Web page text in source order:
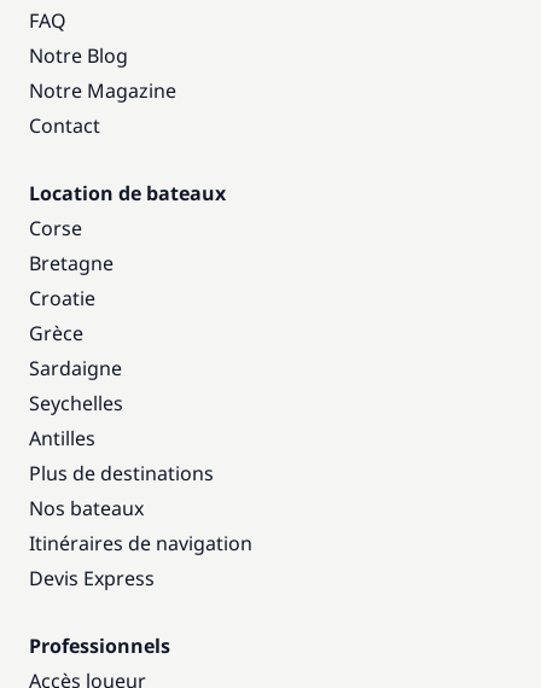
FAQ
Notre Blog
Notre Magazine
Contact
Location de bateaux
Corse
Bretagne
Croatie
Grèce
Sardaigne
Seychelles
Antilles
Plus de destinations
Nos bateaux
Itinéraires de navigation
Devis Express
Professionnels
Accès loueur